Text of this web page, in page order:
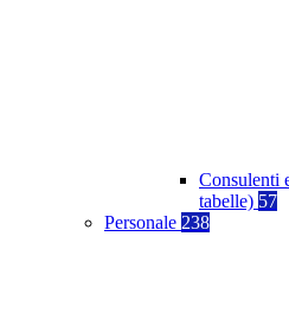
Consulenti
tabelle) 57
Personale 238